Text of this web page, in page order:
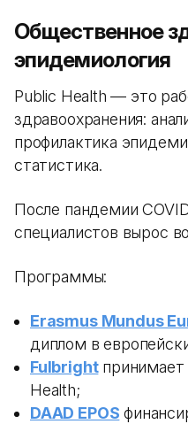
Общественное
эпидемиология
Public Health — это
здравоохранения:
профилактика
статистика.
После пандемии
специалистов вырос
Программы:
Erasmus Mundus
диплом в
Fulbrightпринимает
Health;
DAAD EPOS